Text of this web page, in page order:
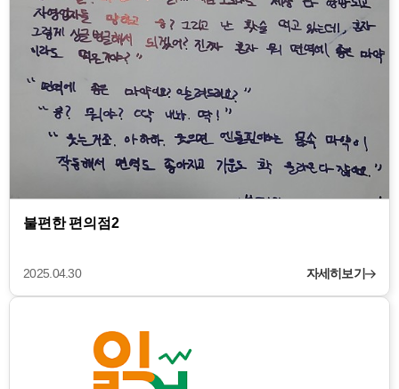
불편한 편의점2
2025.04.30 자세히보기